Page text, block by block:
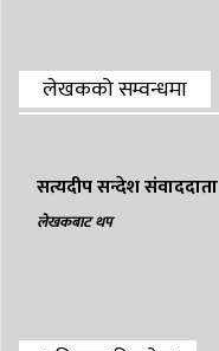
लेखकको सम्वन्धमा
सत्यदीप सन्देश संवाददाता
लेखकबाट थप